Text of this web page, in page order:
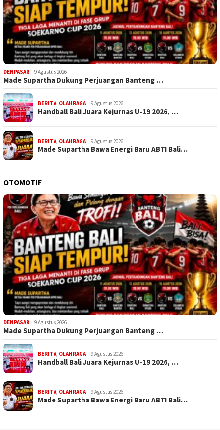
DENPASAR 9 Agustus 2026
Made Supartha Dukung Perjuangan Banteng …
BERITA, OLAHRAGA 9 Agustus 2026
Handball Bali Juara Kejurnas U-19 2026, …
BERITA, OLAHRAGA 9 Agustus 2026
Made Supartha Bawa Energi Baru ABTI Bali…
OTOMOTIF
DENPASAR 9 Agustus 2026
Made Supartha Dukung Perjuangan Banteng …
BERITA, OLAHRAGA 9 Agustus 2026
Handball Bali Juara Kejurnas U-19 2026, …
BERITA, OLAHRAGA 9 Agustus 2026
Made Supartha Bawa Energi Baru ABTI Bali…